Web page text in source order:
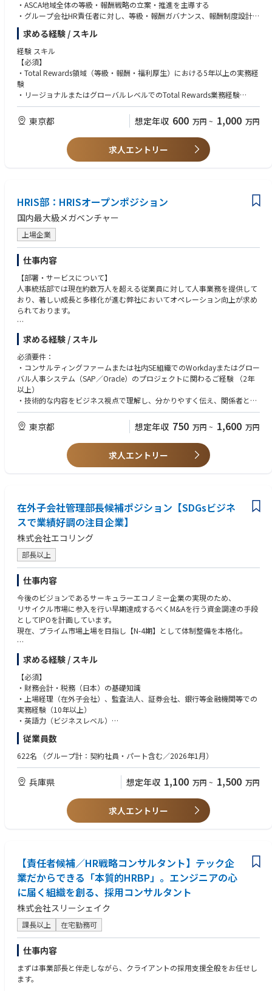
・ASCA地域全体の等級・報酬戦略の立案・推進を主導する
・グループ会社HR責任者に対し、等級・報酬ガバナンス、報酬制度設計、
報酬運用施策（年次昇給／インセンティブプロセスなど）に関するガイダ
ンス・アドバイスを提供する
・長期インセンティブ（LTI）制度の導入を検討・推進する
・ローカル、リージョナル、グローバルのステークホルダーと効果的なパ
ートナーシップを構築する
求める経験 / スキル
経験 スキル
【必須】
・Total Rewards領域（等級・報酬・福利厚生）における5年以上の実務経
験
・リージョナルまたはグローバルレベルでのTotal Rewards業務経験
・人事領域における戦略やＨＲプログラムの立案・実行を主導した経験
多国籍・多文化環境でのステークホルダーマネジメント経験
・グローバルレベルでのHRプログラムを設計した経験
・その他人事領域（例、タレントマネジメント、人事システム導入、リー
資格身分行動特性など〈必須〉
・英語による書面・口頭を問わないコミュニケーション力
・多様な視点・情報から適切に判断するバランス感覚
資格身分行動特性など〈尚可〉
・TOEIC750点以上
東京都 想定年収 600 万円 ~ 1,000 万円
求人エントリー
HRIS部：HRISオープンポジション
国内最大級メガベンチャー
上場企業
仕事内容
【部署・サービスについて】
人事統括部では現在約数万人を超える従業員に対して人事業務を提供して
おり、著しい成長と多様化が進む弊社においてオペレーション向上が求め
られております。
【多様なキャリアパス】
グループ人事部は、給与計算、研修、採用、HRBPなど、様々な人事機能
を担う部署で構成されています。多様なプロジェクトを通じて他部署との
積極的なコミュニケーションを促進し、長期的なキャリア開発、専門性の
深化、新たな分野への挑戦など、豊富なキャリアパスが開かれています。
【HRIS部門で経験できること】
要な役割を担っていただきます。国内のみならずグローバルに展開する人
事情報システム（Workday）ソリューションの改善に携わる機会も多く、
組織全体の効率化や戦略的な意思決定に貢献します。
【私たちのビジョン】
【私たちのミッション】
高品質のHRテクノロジーコンサルティングと課題解決を提供し信頼できる
パートナーとして、グローバルパートナーをエンパワメントし、ビジネス
の価値とイノベーションを引き出すことを可能にする。
【業務内容】
豊富な経験と培われたスキルに基づき、最適なポジションをご提案いたし
ます。将来的には、チームリーダー、プロジェクトマネージャー、あるい
は専門分野の専門家として、組織の中核を担っていただくことを期待して
います。
求める経験 / スキル
必須要件：
・コンサルティングファームまたは社内SE組織でのWorkdayまたはグロー
バル人事システム（SAP／Oracle）のプロジェクトに関わるご経験 （2年
以上）
・技術的な内容をビジネス視点で理解し、分かりやすく伝え、関係者との
戦略的な議論を主導できる能力
・ビジネスレベルの英語力と流暢な日本語力
・プロジェクトマネジメント経験
・ピープルマネジメント経験
東京都 想定年収 750 万円 ~ 1,600 万円
求人エントリー
在外子会社管理部長候補ポジション【SDGsビジネ
スで業績好調の注目企業】
株式会社エコリング
部長以上
仕事内容
今後のビジョンであるサーキュラーエコノミー企業の実現のため、
リサイクル市場に参入を行い早期達成するべくM&Aを行う資金調達の手段
としてIPOを計画しています。
現在、プライム市場上場を目指し【N-4期】として体制整備を本格化。
■仕事内容
・在外子会社の財務・会計・税務機能の整備運用
シンガポールに拠点を置く在外子会社向け管理機能サービスのマネジメ
ントを日本から遠隔で実施。（出張あり）
・上記機能構築のための組織体制の構築
ン、
インドネシア、カンボジア、ベトナム、韓国、台湾、アメリカ
※２：各在外子会社には基本的に日本語の話せる経理スタッフが常駐して
おり、
及び各在外子会社社長及び経理スタッフと連携した業務遂行となり
求める経験 / スキル
【必須】
・財務会計・税務（日本）の基礎知識
・上場経理（在外子会社）、監査法人、証券会社、銀行等金融機関等での
実務経験（10年以上）
・英語力（ビジネスレベル）
・姫路本社に通勤可能な方
※原則として試用期間中のリモートワークは想定しておりません
・公認会計士（US_CPA含む）
・税理士（国際税務経験）
・財務会計領域での東南アジアを中心とした事業会社経理実務経験
従業員数
622名 （グループ計：契約社員・パート含む／2026年1月）
兵庫県 想定年収 1,100 万円 ~ 1,500 万円
求人エントリー
【責任者候補／HR戦略コンサルタント】テック企
業だからできる「本質的HRBP」。エンジニアの心
に届く組織を創る、採用コンサルタント
株式会社スリーシェイク
課長以上 在宅勤務可
仕事内容
まずは事業部長と伴走しながら、クライアントの採用支援全般をお任せし
ます。